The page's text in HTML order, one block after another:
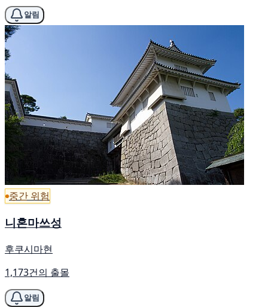
알림
중간 위험
니혼마쓰성
후쿠시마현
1,173건의 출몰
알림